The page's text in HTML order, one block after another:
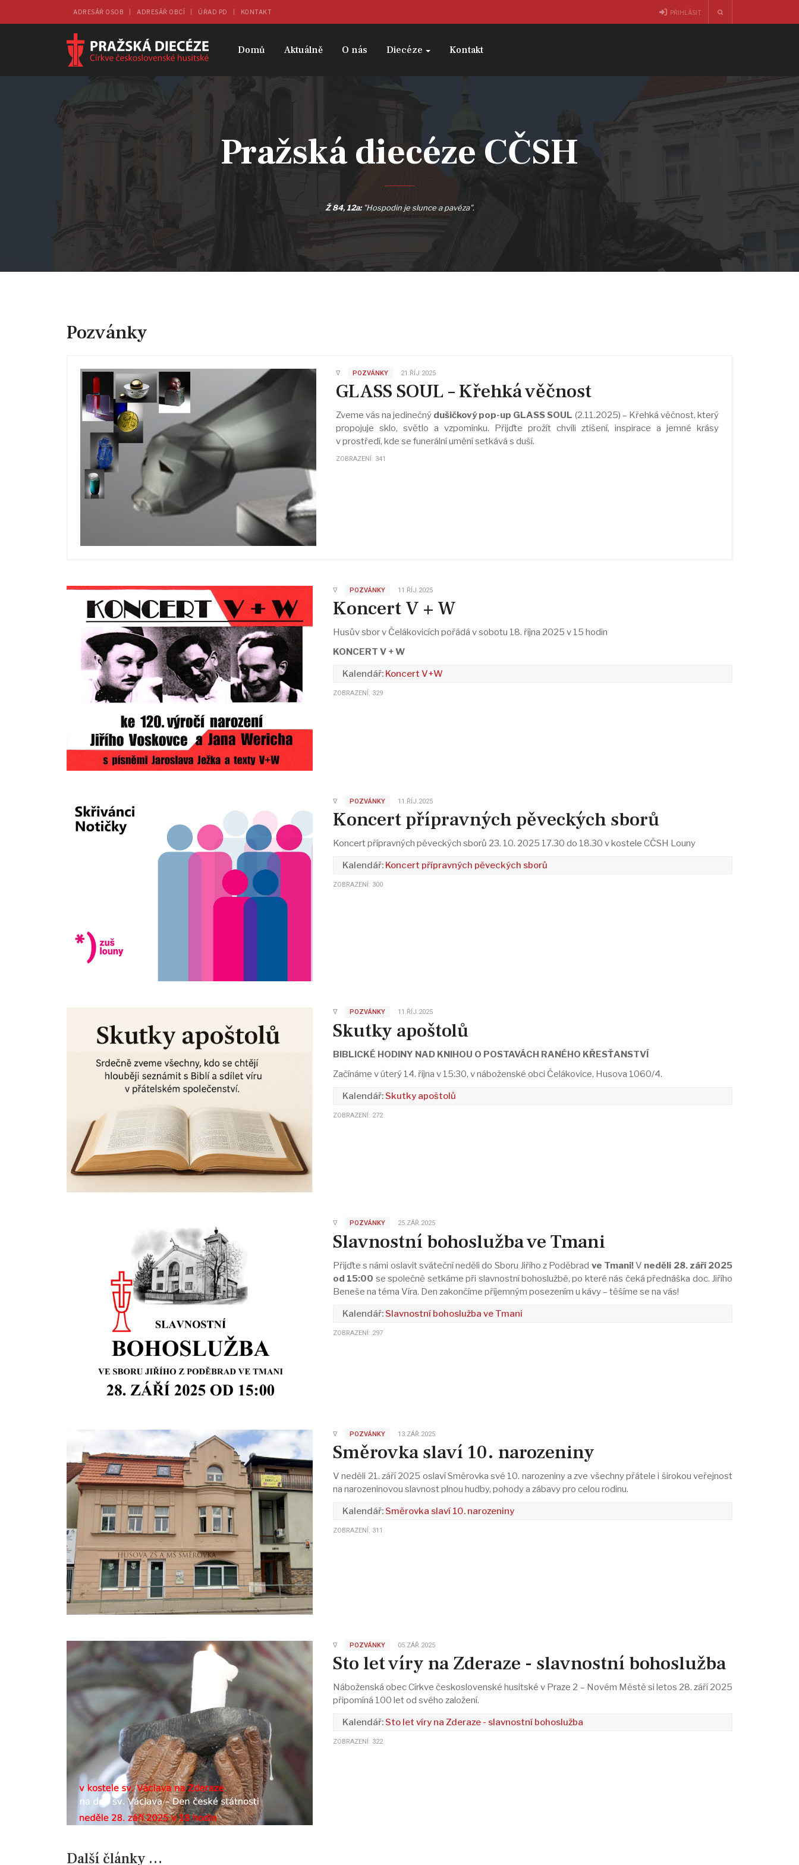
ADRESÁŘ OSOB ADRESÁŘ OBCÍ ÚŘAD PD KONTAKT PŘIHLÁSIT
Domů Aktuálně O nás Diecéze Kontakt
Pražská diecéze CČSH
Ž 84, 12a:"Hospodin je slunce a pavéza".
Pozvánky
∇ POZVÁNKY 21.ŘÍJ.2025
GLASS SOUL – Křehká věčnost
Zveme vás na jedinečný dušičkový pop-up GLASS SOUL (2.11.2025) – Křehká věčnost, který
propojuje sklo, světlo a vzpomínku. Přijďte prožít chvíli ztišení, inspirace a jemné krásy
v prostředí, kde se funerální umění setkává s duší.
ZOBRAZENÍ: 341
∇ POZVÁNKY 11.ŘÍJ.2025
Koncert V + W
Husův sbor v Čelákovicích pořádá v sobotu 18. října 2025 v 15 hodin
KONCERT V + W
Koncert V+W
ZOBRAZENÍ: 329
∇ POZVÁNKY 11.ŘÍJ.2025
Koncert přípravných pěveckých sborů
Koncert přípravných pěveckých sborů 23. 10. 2025 17.30 do 18.30 v kostele CČSH Louny
Koncert přípravných pěveckých sborů
ZOBRAZENÍ: 300
∇ POZVÁNKY 11.ŘÍJ.2025
Skutky apoštolů
BIBLICKÉ HODINY NAD KNIHOU O POSTAVÁCH RANÉHO KŘESŤANSTVÍ
Začínáme v úterý 14. října v 15:30, v náboženské obci Čelákovice, Husova 1060/4.
Skutky apoštolů
ZOBRAZENÍ: 272
∇ POZVÁNKY 25.ZÁŘ.2025
Slavnostní bohoslužba ve Tmani
Přijďte s námi oslavit sváteční neděli do Sboru Jiřího z Poděbrad ve Tmani!V neděli 28. září 2025
od 15:00 se společně setkáme při slavnostní bohoslužbě, po které nás čeká přednáška doc. Jiřího
Beneše na téma Víra. Den zakončíme příjemným posezením u kávy – těšíme se na vás!
Slavnostní bohoslužba ve Tmani
ZOBRAZENÍ: 297
∇ POZVÁNKY 13.ZÁŘ.2025
Směrovka slaví 10. narozeniny
V neděli 21. září 2025 oslaví Směrovka své 10. narozeniny a zve všechny přátele i širokou veřejnost
na narozeninovou slavnost plnou hudby, pohody a zábavy pro celou rodinu.
Směrovka slaví 10. narozeniny
ZOBRAZENÍ: 311
∇ POZVÁNKY 05.ZÁŘ.2025
Sto let víry na Zderaze - slavnostní bohoslužba
Náboženská obec Církve československé husitské v Praze 2 – Novém Městě si letos 28. září 2025
připomíná 100 let od svého založení.
Sto let víry na Zderaze - slavnostní bohoslužba
ZOBRAZENÍ: 322
Další články …